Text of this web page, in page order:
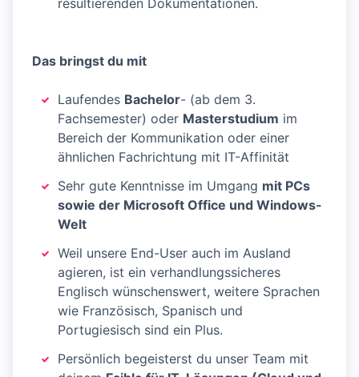
resultierenden Dokumentationen.
Das bringst du mit
Laufendes Bachelor- (ab dem 3.
Fachsemester) oder Masterstudium im
Bereich der Kommunikation oder einer
ähnlichen Fachrichtung mit IT-Affinität
Sehr gute Kenntnisse im Umgang mit PCs
sowie der Microsoft Office und Windows-
Welt
Weil unsere End-User auch im Ausland
agieren, ist ein verhandlungssicheres
Englisch wünschenswert, weitere Sprachen
wie Französisch, Spanisch und
Portugiesisch sind ein Plus.
Persönlich begeisterst du unser Team mit